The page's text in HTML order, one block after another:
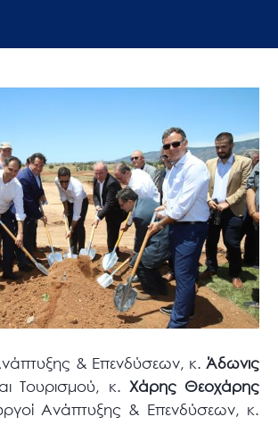
& Επενδύσεων, κ. Άδωνις
Τουρισμού, κ. Χάρης Θεοχάρης
Ανάπτυξης & Επενδύσεων, κ.